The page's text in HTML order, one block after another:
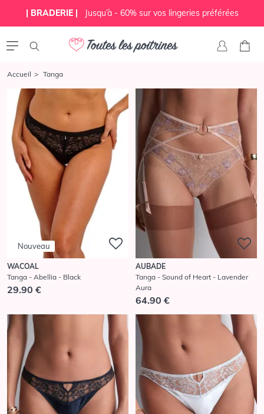
| BRADERIE | Jusqu’à - 60% sur vos lingeries préférées
Accueil Tanga
Nouveau
WACOAL
Tanga - Abellia - Black
29.90 €
AUBADE
Tanga - Sound of Heart - Lavender
Aura
64.90 €